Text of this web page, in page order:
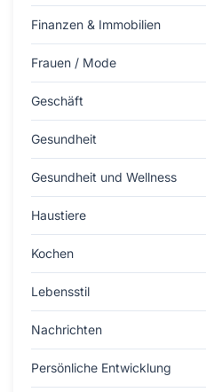
Finanzen & Immobilien
Frauen / Mode
Geschäft
Gesundheit
Gesundheit und Wellness
Haustiere
Kochen
Lebensstil
Nachrichten
Persönliche Entwicklung